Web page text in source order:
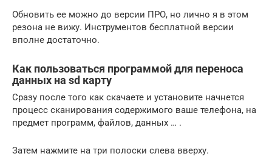
Обновить ее можно до версии ПРО, но лично я в этом
резона не вижу. Инструментов бесплатной версии
вполне достаточно.
Как пользоваться программой для переноса
данных на sd карту
Сразу после того как скачаете и установите начнется
процесс сканирования содержимого ваше телефона, на
предмет программ, файлов, данных … .
Затем нажмите на три полоски слева вверху.